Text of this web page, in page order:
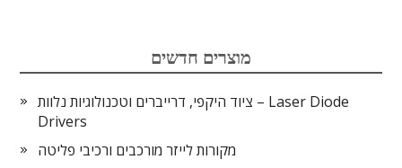
מוצרים חדשים
ציוד היקפי, דרייברים וטכנולוגיות נלוות – Laser Diode
Drivers
מקורות לייזר מורכבים ורכיבי פליטה